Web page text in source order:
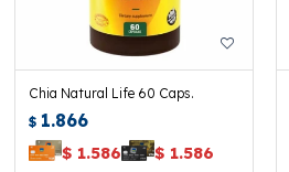
Chia Natural Life 60 Caps.
$ 1.866
$ 1.586 $ 1.586